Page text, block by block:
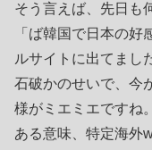
そう言えば、先日も
「ば韓国で日本の
ルサイトに出てまし
石破かのせいで、今
様がミエミエですね。
ある意味、特定海外